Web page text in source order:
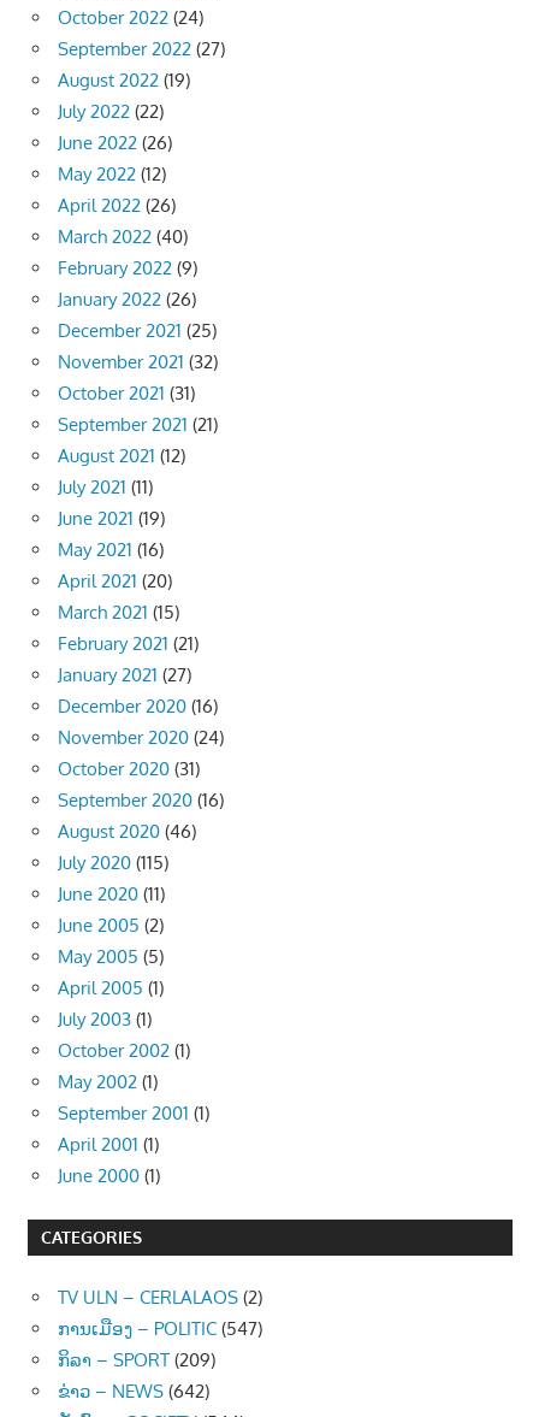
October 2022 (24)
September 2022 (27)
August 2022 (19)
July 2022 (22)
June 2022 (26)
May 2022 (12)
April 2022 (26)
March 2022 (40)
February 2022 (9)
January 2022 (26)
December 2021 (25)
November 2021 (32)
October 2021 (31)
September 2021 (21)
August 2021 (12)
July 2021 (11)
June 2021 (19)
May 2021 (16)
April 2021 (20)
March 2021 (15)
February 2021 (21)
January 2021 (27)
December 2020 (16)
November 2020 (24)
October 2020 (31)
September 2020 (16)
August 2020 (46)
July 2020 (115)
June 2020 (11)
June 2005 (2)
May 2005 (5)
April 2005 (1)
July 2003 (1)
October 2002 (1)
May 2002 (1)
September 2001 (1)
April 2001 (1)
June 2000 (1)
CATEGORIES
TV ULN – CERLALAOS (2)
ການເມືອງ – POLITIC (547)
ກິລາ – SPORT (209)
ຂ່າວ – NEWS (642)